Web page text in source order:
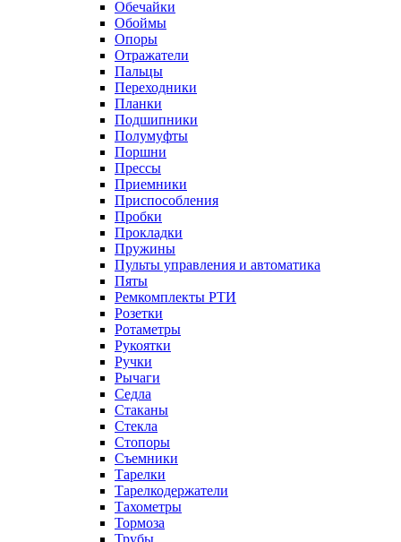
Обечайки
Обоймы
Опоры
Отражатели
Пальцы
Переходники
Планки
Подшипники
Полумуфты
Поршни
Прессы
Приемники
Приспособления
Пробки
Прокладки
Пружины
Пульты управления и автоматика
Пяты
Ремкомплекты РТИ
Розетки
Ротаметры
Рукоятки
Ручки
Рычаги
Седла
Стаканы
Стекла
Стопоры
Съемники
Тарелки
Тарелкодержатели
Тахометры
Тормоза
Трубы